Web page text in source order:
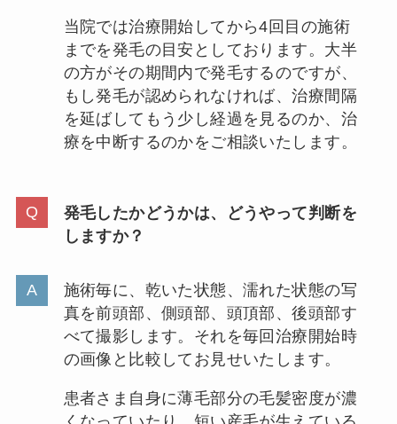
当院では治療開始してから4回目の施術
までを発毛の目安としております。大半
の方がその期間内で発毛するのですが、
もし発毛が認められなければ、治療間隔
を延ばしてもう少し経過を見るのか、治
療を中断するのかをご相談いたします。
発毛したかどうかは、どうやって判断を
しますか？
施術毎に、乾いた状態、濡れた状態の写
真を前頭部、側頭部、頭頂部、後頭部す
べて撮影します。それを毎回治療開始時
の画像と比較してお見せいたします。
患者さま自身に薄毛部分の毛髪密度が濃